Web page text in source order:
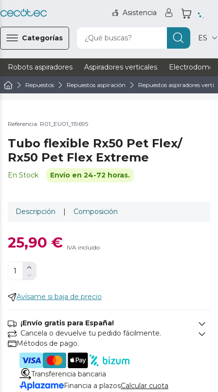
Asistencia
Categorías ¿Qué buscas? ES
Robots aspiradores Aspiradores verticales
Repuestos Repuestos aspiración Repuestos aspiradores
Referencia: R01_EU01_119695
Tubo flexible Rx50 Pet Flex/
Rx50 Pet Flex Extreme
En Stock Envío en 24-72 horas.
Descripción | Composición
25,90 € IVA incluido
Avísame si baja de precio
¡Envío gratis para España!
Cancela o devuelve tu pedido fácilmente.
Métodos de pago.
Transferencia bancaria
Financia a plazosCalcular cuota